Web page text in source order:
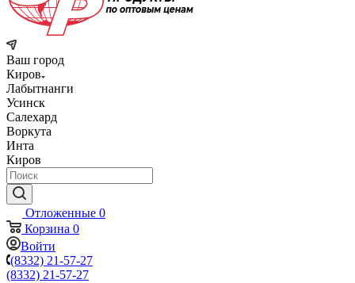
Ваш город
Киров
Лабытнанги
Усинск
Салехард
Воркута
Инта
Киров
Отложенные 0
Корзина 0
Войти
(8332) 21-57-27
(8332) 21-57-27